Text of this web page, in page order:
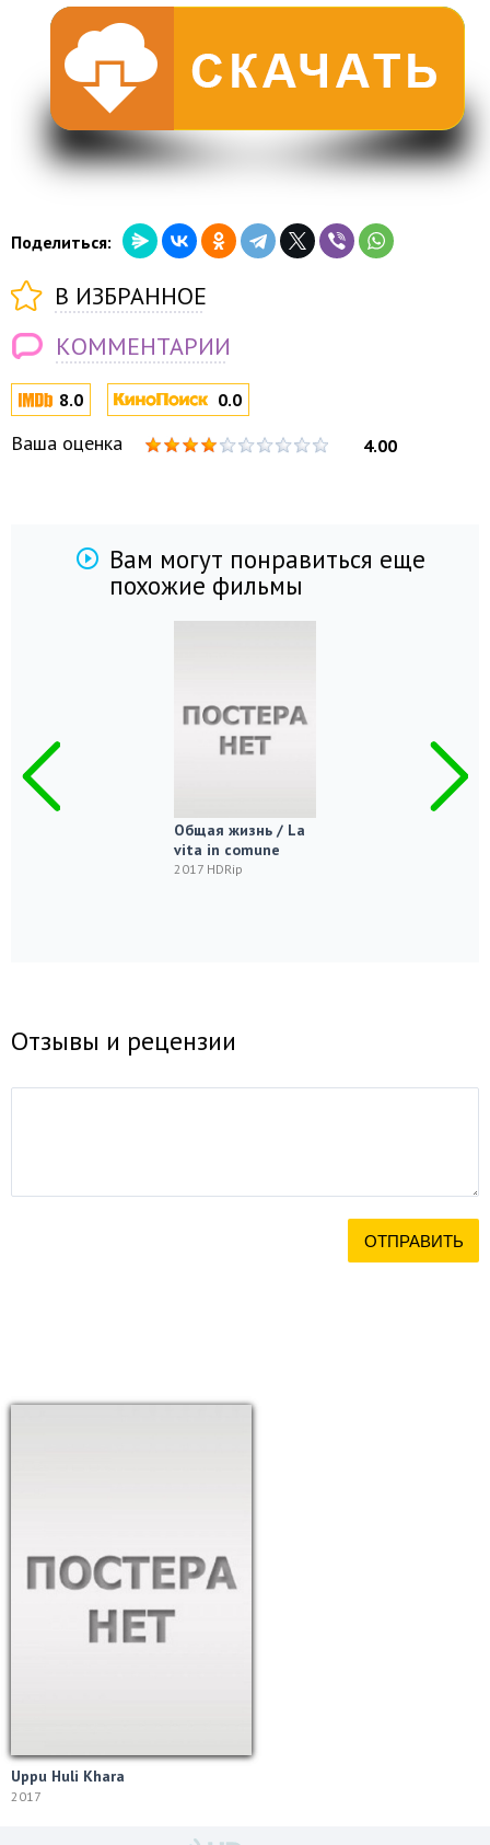
8.0 0.0
Ваша оценка 4.00
Поделиться:
В ИЗБРАННОЕ
КОММЕНТАРИИ
Вам могут понравиться еще
похожие фильмы
Общая жизнь / La
vita in comune
2017 HDRip
Отзывы и рецензии
Uppu Huli Khara
2017